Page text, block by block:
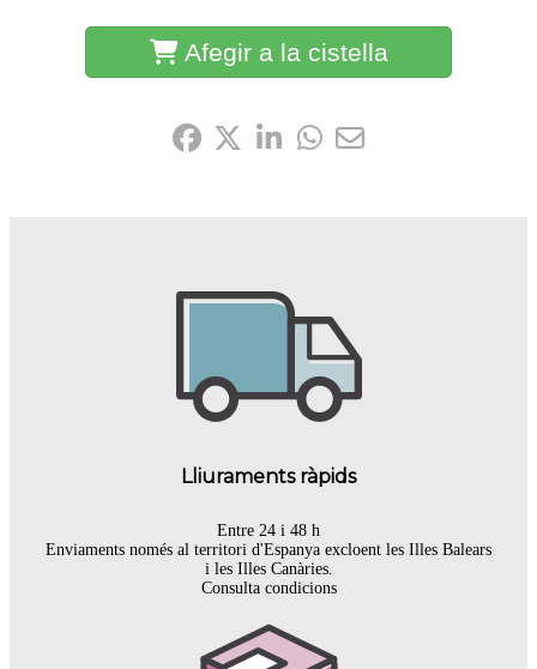
Afegir a la cistella
Lliuraments ràpids
Entre 24 i 48 h
Enviaments només al territori d'Espanya excloent les Illes Balears
i les Illes Canàries.
Consulta condicions